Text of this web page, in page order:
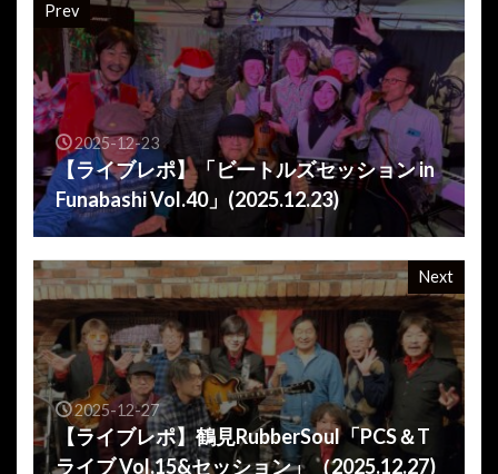
Prev
2025-12-23
【ライブレポ】「ビートルズセッション in
Funabashi Vol.40」(2025.12.23)
Next
2025-12-27
【ライブレポ】鶴見RubberSoul「PCS＆T
ライブ Vol.15&セッション」（2025.12.27)